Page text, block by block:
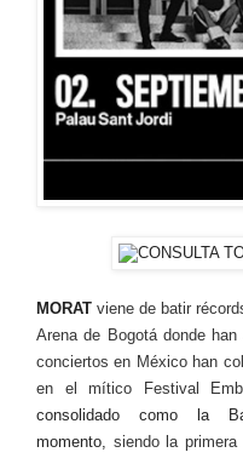
MORAT viene de batir
Arena de Bogotá donde
conciertos en México han
en el mítico Festival
consolidado como la
momento, siendo la